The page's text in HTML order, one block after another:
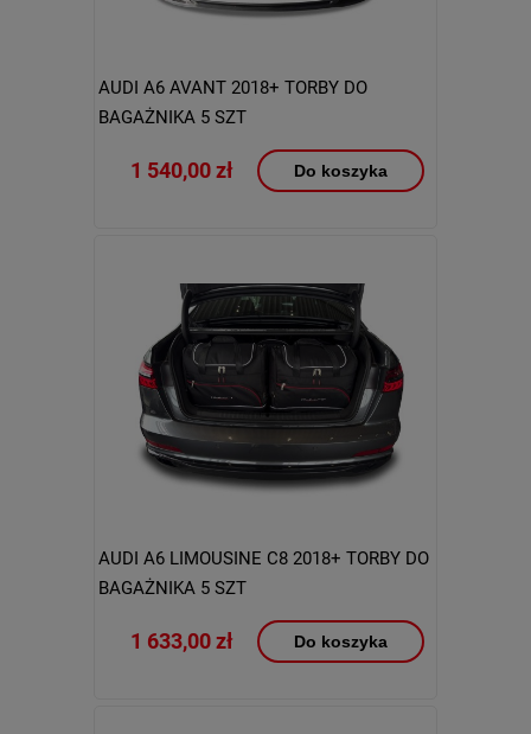
AUDI A6 AVANT 2018+ TORBY DO
BAGAŻNIKA 5 SZT
1 540,00 zł Do koszyka
AUDI A6 LIMOUSINE C8 2018+ TORBY DO
BAGAŻNIKA 5 SZT
1 633,00 zł Do koszyka